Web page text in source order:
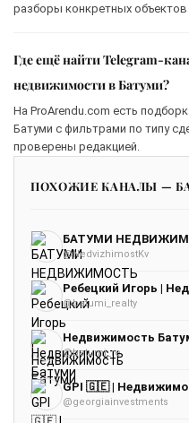
разборы конкретных
Где ещё найти Telegram-
недвижимости в Батуми?
На ProArendu.com есть
Батуми с фильтрами по типу
проверены редакцией.
ПОХОЖИЕ КАНАЛЫ —
БАТУМИ
@NedvizhimostKv
Ребецкий Игорь |
@batumi_realty
Недвижимость
@batumi_re
@georgiainvestments